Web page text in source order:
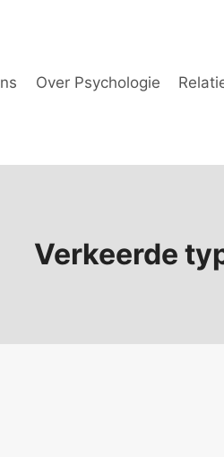
Over Psychologie
Verkeerde